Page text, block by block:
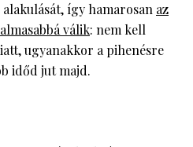
így hamarosan az
válik: nem kell
ugyanakkor a pihenésre
időd jut majd.